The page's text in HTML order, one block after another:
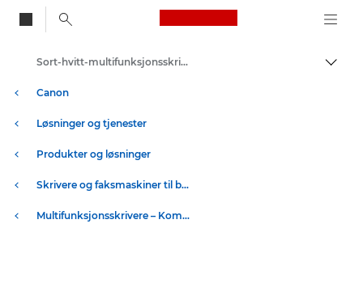
Canon Logo, back
Canon
Løsninger og tjenester
Produkter og løsninger
Skrivere og faksmaskiner til bedrifter
Multifunksjonsskrivere – Kompakte skrivere
Sort-hvitt-multifunksjonsskrivere